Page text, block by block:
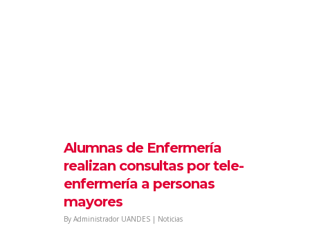
del colegio Ayelén de Rancagua, en
la asignatura de matemáticas.
Bernardita Vargas, alumna...
Alumnas de Enfermería
realizan consultas por tele-
enfermería a personas
mayores
By Administrador UANDES | Noticias